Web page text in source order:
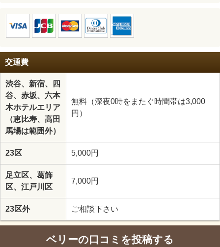
交通費
渋谷、新宿、四
谷、赤坂、六本
木ホテルエリア
（恵比寿、高田
馬場は範囲外）
無料（深夜0時をまたぐ時間帯は3,000
円）
23区 5,000円
足立区、葛飾
区、江戸川区
7,000円
23区外 ご相談下さい
ベリーの口コミを投稿する